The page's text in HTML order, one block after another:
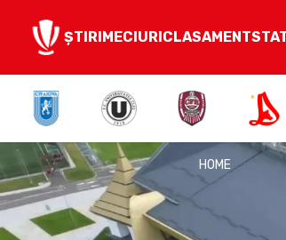
ȘTIRIMECIURICLASAMENT
HOME